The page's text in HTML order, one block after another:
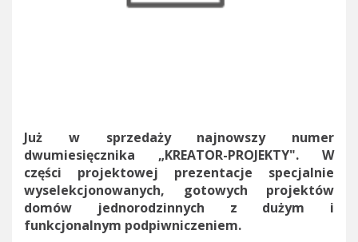
Już w sprzedaży najnowszy numer
dwumiesięcznika „KREATOR-PROJEKTY". W
części projektowej prezentacje specjalnie
wyselekcjonowanych, gotowych projektów
domów jednorodzinnych z dużym i
funkcjonalnym podpiwniczeniem.